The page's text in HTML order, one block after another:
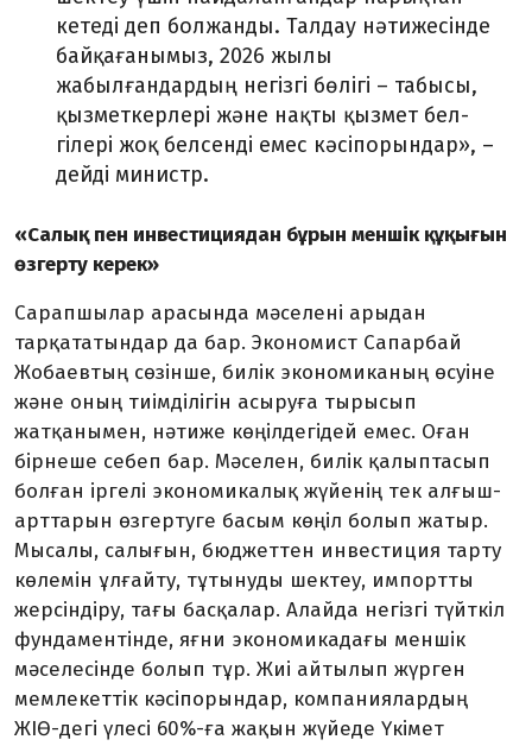
кетеді деп болжанды. Талдау нәтижесінде
байқа­ғаны­мыз, 2026 жылы
жабылғандардың негізгі бөлігі – табысы,
қызмет­керлері және нақты қызмет бел­
гілері жоқ белсенді емес кәсіпор­ындар», –
дейді министр.
«Салық пен инвестициядан бұрын меншік құқығын
өзгерту керек»
Сарапшылар арасында мәсе­лені арыдан
тарқататындар да бар. Экономист Сапарбай
Жобаевтың сөзінше, билік экономиканың өсуіне
және оның тиімділігін асыруға тырысып
жатқанымен, нәтиже көңілдегідей емес. Оған
бірнеше себеп бар. Мәселен, билік қалыптасып
болған іргелі экономикалық жүйенің тек ал­ғыш­
арттарын өзгертуге басым көңіл болып жатыр.
Мысалы, салығын, бюджеттен инвестиция тарту
көлемін ұлғайту, тұтынуды шектеу, импортты
жерсіндіру, тағы басқалар. Алайда негізгі түйткіл
фундаментінде, яғни эко­номикадағы меншік
мәселесінде болып тұр. Жиі айтылып жүрген
мемлекеттік кәсіпорындар, ком­паниялардың
ЖІӨ-дегі үлесі 60%-ға жақын жүйеде Үкімет